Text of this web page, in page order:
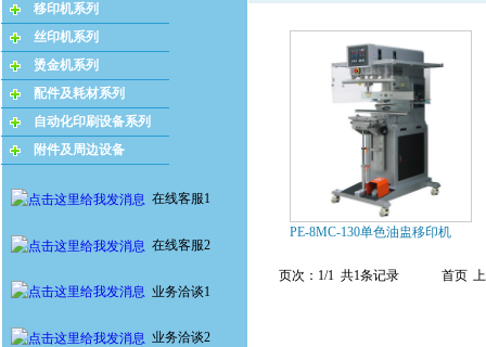
移印机系列
丝印机系列
烫金机系列
配件及耗材系列
自动化印刷设备系列
附件及周边设备
在线客服1
在线客服2
业务洽谈1
业务洽谈2
PE-8MC-130单色油盅移印机
页次：1/1 共1条记录 首页